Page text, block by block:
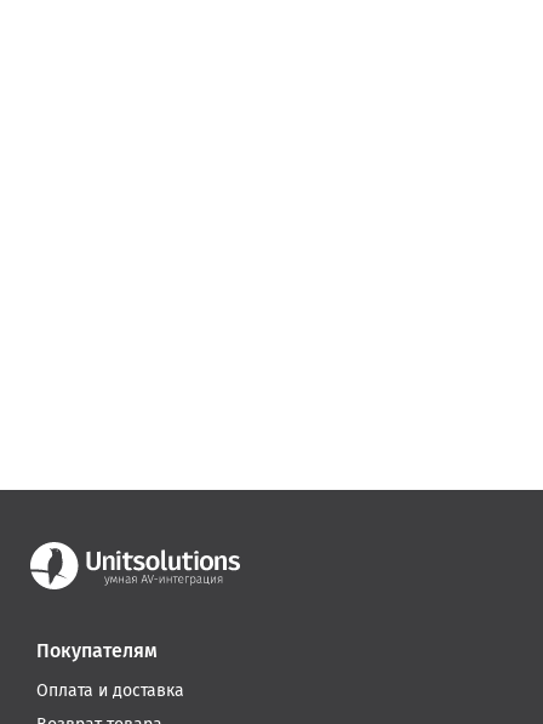
Покупателям
Оплата и доставка